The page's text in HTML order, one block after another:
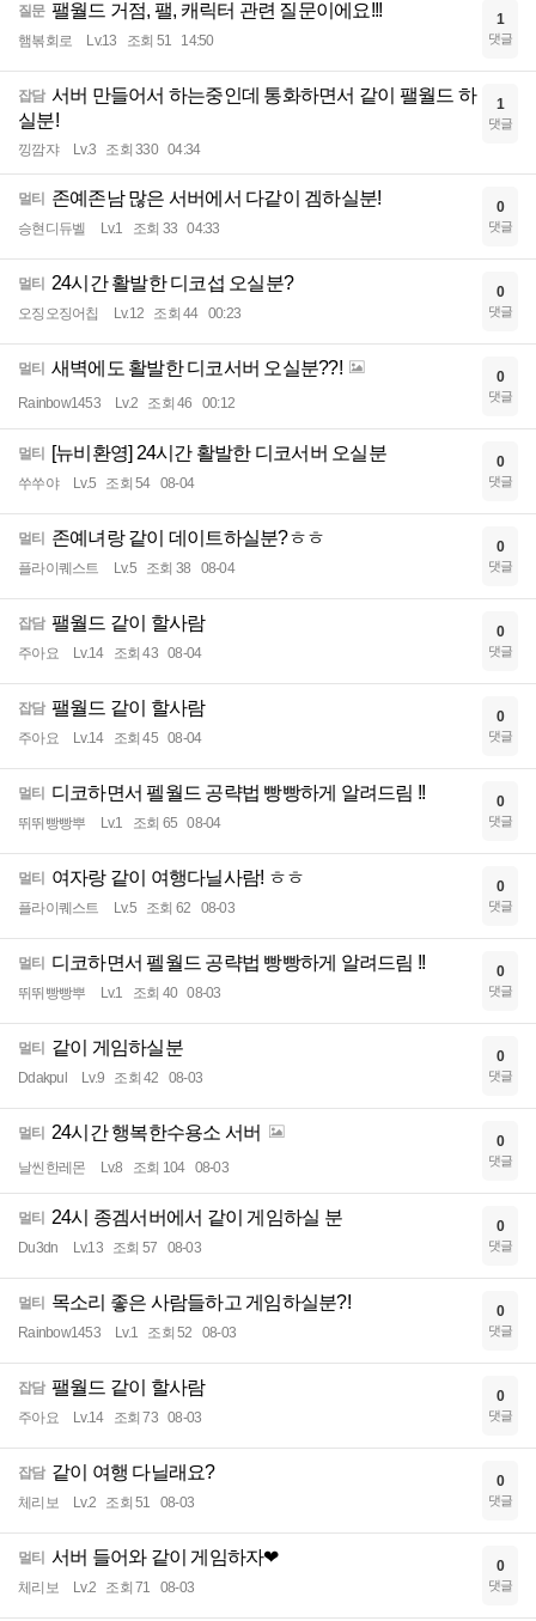
질문 팰월드 거점, 팰, 캐릭터 관련 질문이에요!!!
햄볶회로 Lv.13 조회 51 14:50
1
댓글
잡담 서버 만들어서 하는중인데 통화하면서 같이 팰월드 하
실분!
낑깜쟈 Lv.3 조회 330 04:34
1
댓글
멀티 존예존남 많은 서버에서 다같이 겜하실분!
승현디듀벨 Lv.1 조회 33 04:33
0
댓글
멀티 24시간 활발한 디코섭 오실분?
오징오징어칩 Lv.12 조회 44 00:23
0
댓글
멀티 새벽에도 활발한 디코서버 오실분??!
Rainbow1453 Lv.2 조회 46 00:12
0
댓글
멀티 [뉴비환영] 24시간 활발한 디코서버 오실분
쑤쑤야 Lv.5 조회 54 08-04
0
댓글
멀티 존예녀랑 같이 데이트하실분?ㅎㅎ
플라이퀘스트 Lv.5 조회 38 08-04
0
댓글
잡담 팰월드 같이 할사람
주아요 Lv.14 조회 43 08-04
0
댓글
잡담 팰월드 같이 할사람
주아요 Lv.14 조회 45 08-04
0
댓글
멀티 디코하면서 펠월드 공략법 빵빵하게 알려드림 !!
뛰뛰빵빵뿌 Lv.1 조회 65 08-04
0
댓글
멀티 여자랑 같이 여행다닐사람! ㅎㅎ
플라이퀘스트 Lv.5 조회 62 08-03
0
댓글
멀티 디코하면서 펠월드 공략법 빵빵하게 알려드림 !!
뛰뛰빵빵뿌 Lv.1 조회 40 08-03
0
댓글
멀티 같이 게임하실분
Ddakpul Lv.9 조회 42 08-03
0
댓글
멀티 24시간 행복한수용소 서버
날씬한레몬 Lv.8 조회 104 08-03
0
댓글
멀티 24시 종겜서버에서 같이 게임하실 분
Du3dn Lv.13 조회 57 08-03
0
댓글
멀티 목소리 좋은 사람들하고 게임하실분?!
Rainbow1453 Lv.1 조회 52 08-03
0
댓글
잡담 팰월드 같이 할사람
주아요 Lv.14 조회 73 08-03
0
댓글
잡담 같이 여행 다닐래요?
체리보 Lv.2 조회 51 08-03
0
댓글
멀티 서버 들어와 같이 게임하자❤
체리보 Lv.2 조회 71 08-03
0
댓글